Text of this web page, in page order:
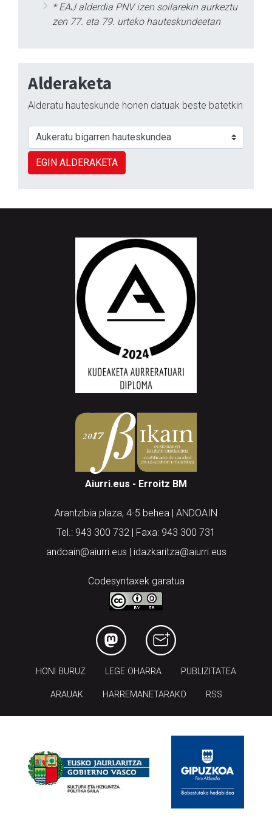
* EAJ alderdia PNV izen soilarekin aurkeztu
zen 77. eta 79. urteko hauteskundeetan
Alderaketa
Alderatu hauteskunde honen datuak beste batetkin
EGIN ALDERAKETA
Aiurri.eus - Erroitz BM
Arantzibia plaza, 4-5 behea | ANDOAIN
Tel.: 943 300 732 | Faxa: 943 300 731
andoain@aiurri.eus | idazkaritza@aiurri.eus
Codesyntaxek garatua
HONI BURUZ LEGE OHARRA PUBLIZITATEA
ARAUAK HARREMANETARAKO RSS